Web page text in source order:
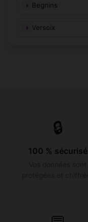
Begnins
Versoix
🔒
100 % sécurisé